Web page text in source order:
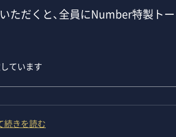
ただくと、全員にNumber特製トー
ています
続きを読む